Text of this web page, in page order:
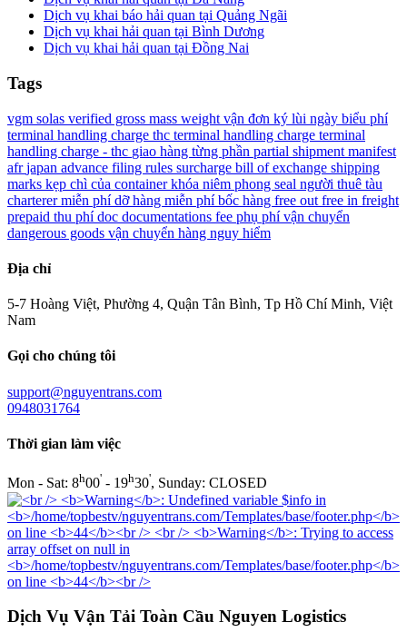
Dịch vụ khai báo hải quan tại Quảng Ngãi
Dịch vụ khai hải quan tại Bình Dương
Dịch vụ khai hải quan tại Đồng Nai
Tags
vgm solas verified gross mass weight vận đơn ký lùi ngày biểu phí
terminal handling charge thc terminal handling charge terminal
handling charge - thc giao hàng từng phần partial shipment manifest
afrjapan advance filing rules surcharge bill of exchange shipping
marks kẹp chì của containerkhóa niêm phong seal người thuê tàu
charterermiễn phí dỡ hàng miễn phí bốc hàng free out free in freight
prepaid thu phí doc documentations fee phụ phí vận chuyển
dangerous goods vận chuyển hàng nguy hiểm
Địa chỉ
5-7 Hoàng Việt, Phường 4, Quận Tân Bình, Tp Hồ Chí Minh, Việt
Nam
Gọi cho chúng tôi
support@nguyentrans.com
0948031764
Thời gian làm việc
Mon - Sat: 8h00' - 19h30', Sunday: CLOSED
Dịch Vụ Vận Tải Toàn Cầu Nguyen Logistics